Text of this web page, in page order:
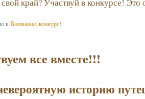
вВнимание, конкурс!
все вместе!!!
историю